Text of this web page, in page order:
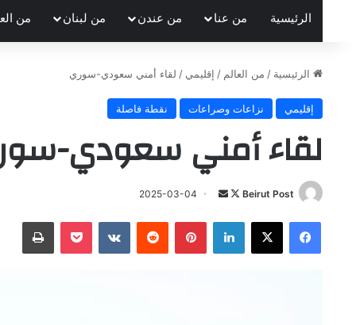
الرئيسية من عنا من عندن من لبنان من
الرئيسية / من العالم / إقليمي / لقاء أمني سعودي-سوري
إقليمي نزاعات وصراعات نقطة فاصلة
لقاء أمني سعودي-
Beirut Post
تابع
X
أرسل
إلكترونيا
2025-03-04
فيسبوك ‫X لينكدإن بينتيريست
‏Reddit
‏VKontakte
‫Pocket طباعة